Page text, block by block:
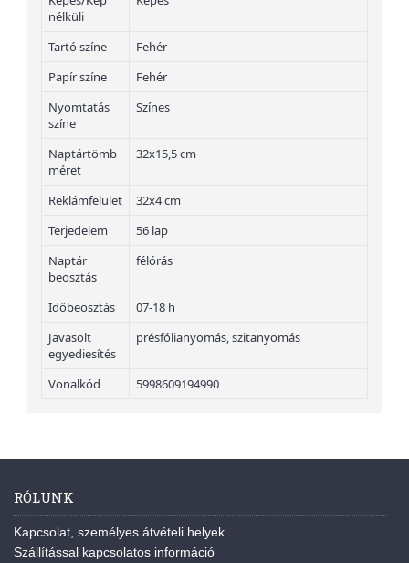
nélküli
Tartó színe
Fehér
Papír színe
Fehér
Nyomtatás
színe
Színes
Naptártömb
méret
32x15,5 cm
Reklámfelület
32x4 cm
Terjedelem
56 lap
Naptár
beosztás
félórás
Időbeosztás
07-18 h
Javasolt
egyediesítés
présfólianyomás, szitanyomás
Vonalkód 5998609194990
RÓLUNK
Kapcsolat, személyes átvételi helyek
Szállítással kapcsolatos információ